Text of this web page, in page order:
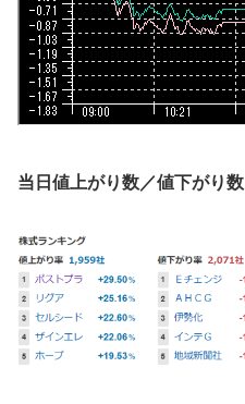
当日値上がり数／値下がり数